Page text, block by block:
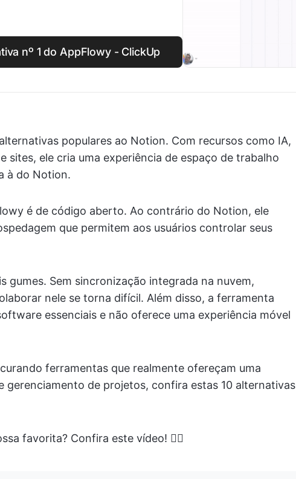
nº 1 do AppFlowy - ClickUp
populares ao Notion. Com recursos como IA,
sites, ele cria uma experiência de espaço de trabalho
à do Notion.
é de código aberto. Ao contrário do Notion, ele
que permitem aos usuários controlar seus
gumes. Sem sincronização integrada na nuvem,
nele se torna difícil. Além disso, a ferramenta
essenciais e não oferece uma experiência móvel
ferramentas que realmente ofereçam uma
gerenciamento de projetos, confira estas 10 alternativas
favorita? Confira este vídeo! 👇🏻